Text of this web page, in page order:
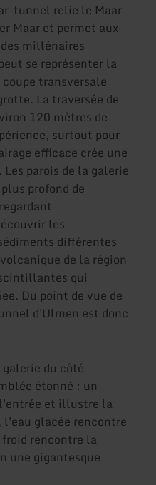
tunnel relie le Maar
Maar et permet aux
millénaires
se représenter la
transversale
La traversée de
120 mètres de
surtout pour
efficace crée une
parois de la galerie
profond de
les
différentes
de la région
qui
Du point de vue de
d'Ulmen est donc
du côté
étonné : un
et illustre la
glacée rencontre
rencontre la
une gigantesque